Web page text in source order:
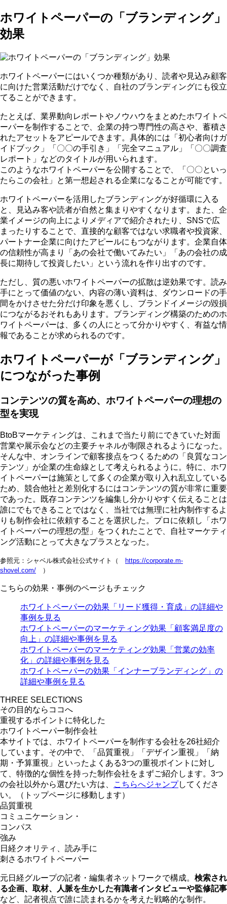
ホワイトペーパーの「ブランディング」
効果
ホワイトペーパーにはいくつか種類があり、読者や見込み顧客
に向けた営業活動だけでなく、自社のブランディングにも役立
てることができます。
たとえば、業界動向レポートやノウハウをまとめたホワイトペ
ーパーを制作することで、 企業の持つ専門性の高さや、蓄積さ
れたアセットをアピールできます。具体的には「初心者向けガ
イドブック」「〇〇の手引き」「完全マニュアル」「〇〇調査
レポート」などのタイトルが用いられます。
このようなホワイトペーパーを公開することで、「〇〇といっ
たらこの会社」と第一想起される企業になることが可能です。
ホワイトペーパーを活用したブランディングが好循環に入る
と、見込み客や読者が自然と集まりやすくなります。また、企
業イメージの向上によりメディアで紹介されたり、SNSで広
まったりすることで、 直接的な顧客ではない求職者や投資家、
パートナー企業に向けたアピールにもつながります。企業自体
の信頼性が高まり「あの会社で働いてみたい」「あの会社の成
長に期待して投資したい」という流れを作り出すのです。
ただし、質の悪いホワイトペーパーの拡散は逆効果です。読み
手にとって価値のない、内容の薄い資料は、ダウンロードの手
間をかけさせた分だけ印象を悪くし、ブランドイメージの毀損
につながるおそれもあります。ブランディング構築のためのホ
ワイトペーパーは、多くの人にとって分かりやすく、有益な情
報であることが求められるのです。
ホワイトペーパーが「ブランディング」
につながった事例
コンテンツの質を高め、ホワイトペーパーの理想の
型を実現
BtoBマーケティングは、これまで当たり前にできていた対面
営業や展示会などの主要チャネルが制限されるようになった。
そんな中、オンラインで顧客接点をつくるための「良質なコン
テンツ」が企業の生命線として考えられるように。特に、ホワ
イトペーパーは施策として多くの企業が取り入れ乱立している
ため、競合他社と差別化するにはコンテンツの質が非常に重要
であった。既存コンテンツを編集し分かりやすく伝えることは
誰にでもできることではなく、当社では無理に社内制作するよ
りも制作会社に依頼することを選択した。プロに依頼し「ホワ
イトペーパーの理想の型」をつくれたことで、自社マーケティ
ング活動にとって大きなプラスとなった。
参照元：シャベル株式会社公式サイト（
https://corporate.m-
shovel.com/ ）
こちらの効果・事例のページもチェック
ホワイトペーパーの効果「リード獲得・育成」の詳細や
事例を見る
ホワイトペーパーのマーケティング効果「顧客満足度の
向上」の詳細や事例を見る
ホワイトペーパーのマーケティング効果「営業の効率
化」の詳細や事例を見る
ホワイトペーパーの効果「インナーブランディング」の
詳細や事例を見る
THREE SELECTIONS
その目的ならココへ
重視するポイントに特化した
ホワイトペーパー制作会社
本サイトでは、ホワイトペーパーを制作する会社を26社紹介
しています。その中で、「品質重視」「デザイン重視」「納
期・予算重視」といったよくある3つの重視ポイントに対し
て、特徴的な個性を持った制作会社をまずご紹介します。3つ
の会社以外から選びたい方は、
こちらへジャンプしてくださ
い。（トップページに移動します）
品質重視
コミュニケーション・
コンパス
強み
日経クオリティ、読み手に
刺さるホワイトペーパー
元日経グループの記者・編集者ネットワークで構成。 検索され
る企画、取材、人脈を生かした有識者インタビューや監修記事
など、記者視点で誰に読まれるかを考えた戦略的な制作。